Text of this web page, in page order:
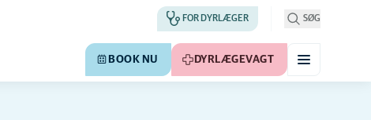
FOR DYRLÆGER SØG
BOOK NU DYRLÆGEVAGT